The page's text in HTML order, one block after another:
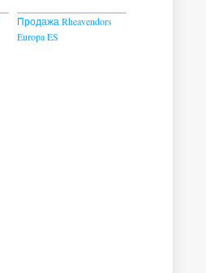
Продажа Rheavendors
Europa ES